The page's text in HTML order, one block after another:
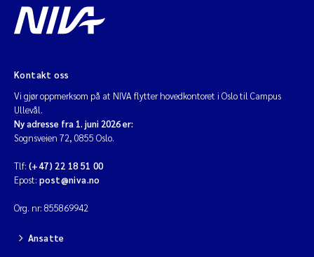
Kontakt oss
Vi gjør oppmerksom på at NIVA flytter hovedkontoret i Oslo til Campus
Ullevål.
Ny adresse fra 1. juni 2026 er:
Sognsveien 72, 0855 Oslo.
Tlf: (+47) 22 18 51 00
Epost: post@niva.no
Org. nr: 855869942
Ansatte